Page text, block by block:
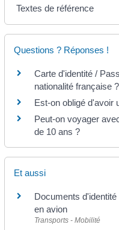
Textes de référence
Questions ? Réponses !
Carte d'identité /
nationalité française ?
Est-on obligé d'avoir
Peut-on voyager
de 10 ans ?
Et aussi
Documents
en avion
Transports - Mobilité